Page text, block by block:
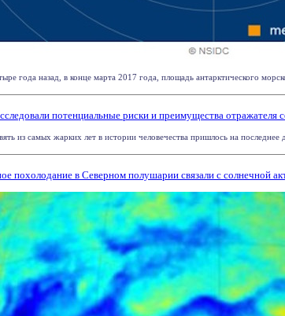
года назад, в конце марта 2017 года, площадь антарктического
потенциальные риски и преимущества отражателя
из самых жарких лет в истории человечества пришлось на последнее
похолодание в Северном полушарии связали с солнечной